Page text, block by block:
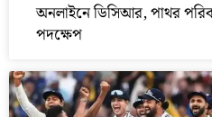
অনলাইনে ডিসিআর, পাথর
পদক্ষেপ